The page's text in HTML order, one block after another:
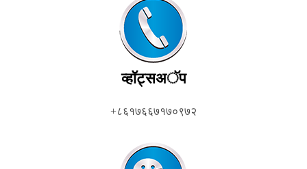
व्हॉट्सअॅप
+८६१७६६७१७०९७२